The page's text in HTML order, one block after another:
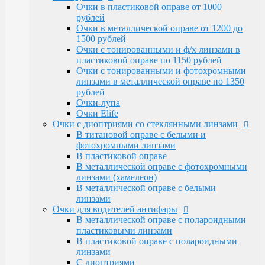
Очки Elife
Очки с диоптриями со стеклянными линзами
В титановой оправе с белыми и
фотохромными линзами
В пластиковой оправе
В металлической оправе с фотохромными
линзами (хамелеон)
В металлической оправе с белыми линзами
Очки для водителей антифары
В металлической оправе с полароидными
пластиковыми линзами
В пластиковой оправе с полароидными
линзами
С диоптриями
Очки для компьютера
В пластиковой оправе с полимерными
линзами
В металлической оправе
Тренажерные очки
В пластиковой оправе
В металлической оправе
Очки глаукомные
Очки Эксклюзивные Ricardi от 15000
Бренд оправы
Очки в пластиковой оправе от 1000
рублей
Очки в металлической оправе от 1200 до
1500 рублей
Очки с тонированными и ф/х линзами в
пластиковой оправе по 1150 рублей
Очки с тонированными и фотохромными
линзами в металлической оправе по 1350
рублей
Очки-лупа
Очки Elife
Очки с диоптриями со стеклянными линзами
В титановой оправе с белыми и
фотохромными линзами
В пластиковой оправе
В металлической оправе с фотохромными
линзами (хамелеон)
В металлической оправе с белыми
линзами
Очки для водителей антифары
В металлической оправе с полароидными
пластиковыми линзами
В пластиковой оправе с полароидными
линзами
С диоптриями